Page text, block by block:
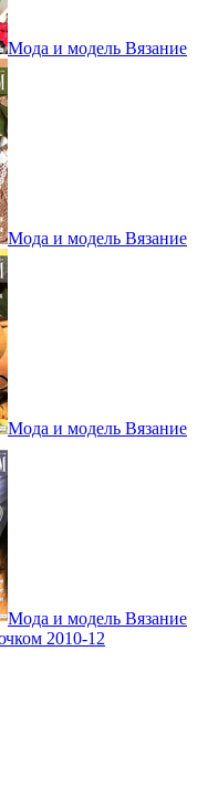
Мода и модель Вязание
Мода и модель Вязание
Мода и модель Вязание
Мода и модель Вязание
2010-12